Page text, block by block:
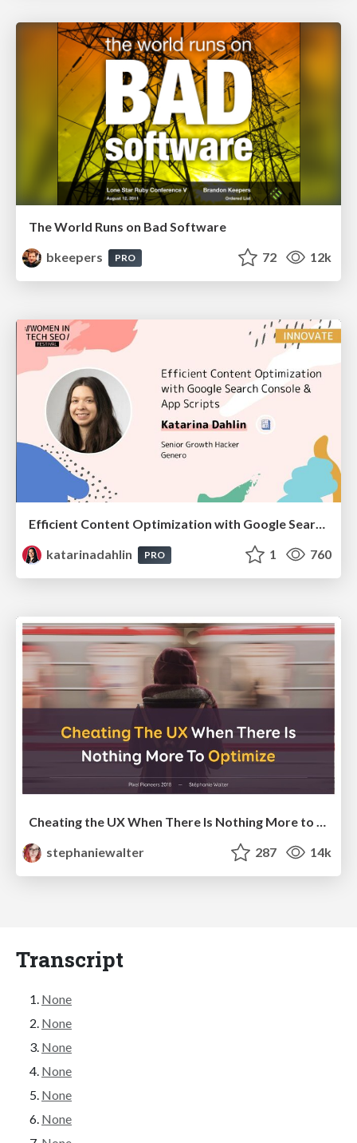
The World Runs on Bad Software
bkeepers
PRO 72 12k
Efficient Content Optimization with Google Search Console & Apps Script
katarinadahlin
PRO 1 760
stephaniewalter
287 14k
Transcript
None
None
None
None
None
None